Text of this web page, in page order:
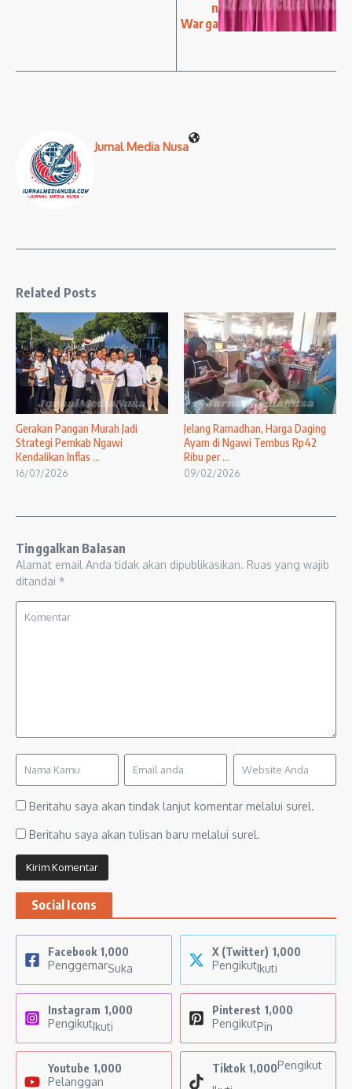
n
Warga
Jurnal Media Nusa
Related Posts
Gerakan Pangan Murah Jadi
Strategi Pemkab Ngawi
Kendalikan Inflas ...
16/07/2026
Jelang Ramadhan, Harga Daging
Ayam di Ngawi Tembus Rp42
Ribu per ...
09/02/2026
Tinggalkan Balasan
Alamat email Anda tidak akan dipublikasikan. Ruas yang wajib
ditandai *
Beritahu saya akan tindak lanjut komentar melalui surel.
Beritahu saya akan tulisan baru melalui surel.
Social Icons
Facebook 1,000
PenggemarSuka
X (Twitter) 1,000
PengikutIkuti
Instagram 1,000
PengikutIkuti
Pinterest 1,000
PengikutPin
Youtube 1,000
Pelanggan
Tiktok 1,000Pengikut